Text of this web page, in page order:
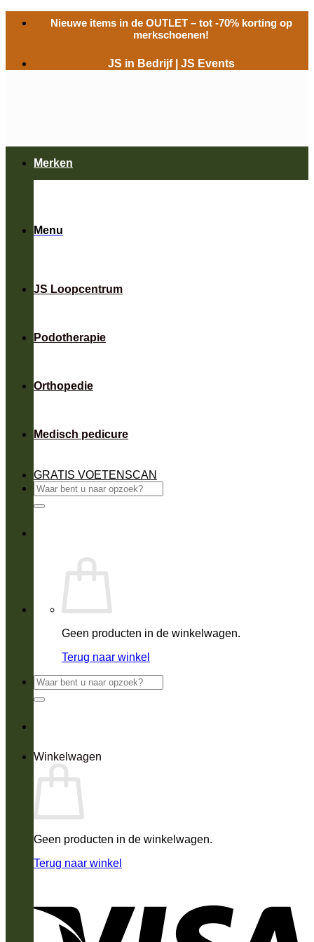
naar
Nieuwe items in de OUTLET– tot -70% korting op
merkschoenen!
JS in Bedrijf JS Events
Menu
JS Loopcentrum
Podotherapie
Orthopedie
Medisch pedicure
GRATIS VOETENSCAN
Zoeken
naar:
Geen producten in de winkelwagen.
Terug naar winkel
Zoeken
naar:
Winkelwagen
Geen producten in de winkelwagen.
Terug naar winkel
Merken